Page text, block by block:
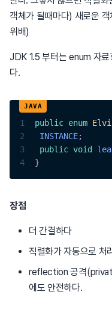
객체가 될때마다) 새로운
위배)
JDK 1.5 부터는 enum 자
다.
1 public enum
2
INSTANCE;
3
public void
4
}
장점
더 간결하다
직렬화가 자동으로 처
reflection 공격
에도 안전하다.